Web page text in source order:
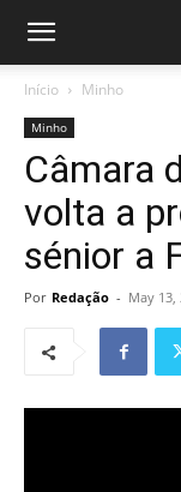
Início Minho
Minho
Câmara
volta a
sénior a
Por Redação - May 13,